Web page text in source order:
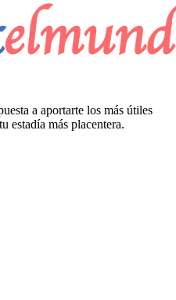
a aportarte los más útiles
estadía más placentera.